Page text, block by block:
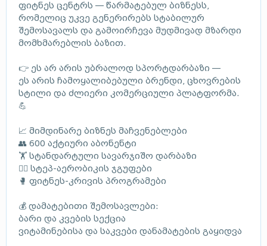
ფიტნეს ცენტრს — წარმატებულ ბიზნესს,
რომელიც უკვე გენერირებს სტაბილურ
შემოსავალს და გამოირჩევა მუდმივად მზარდი
მომხმარებლის ბაზით.
👉 ეს არ არის უბრალოდ სპორტდარბაზი —
ეს არის ჩამოყალიბებული ბრენდი, ცხოვრების
სტილი და ძლიერი კომერციული პლატფორმა.
💪
📈 მიმდინარე ბიზნეს მაჩვენებლები
👥 600 აქტიური აბონენტი
🏋️ სტანდარტული სავარჯიშო დარბაზი
🤸‍♀️ სტეპ-აერობიკის ჯგუფები
🥊 ფიტნეს-კრივის პროგრამები
💰 დამატებითი შემოსავლები:
ბარი და კვების სექცია
ვიტამინებისა და საკვები დანამატების გაყიდვა